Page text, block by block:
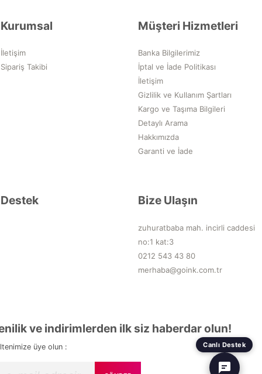
Kurumsal
İletişim
Sipariş Takibi
Müşteri Hizmetleri
Banka Bilgilerimiz
İptal ve İade Politikası
İletişim
Gizlilik ve Kullanım Şartları
Kargo ve Taşıma Bilgileri
Detaylı Arama
Hakkımızda
Garanti ve İade
Destek Bize Ulaşın
zuhuratbaba mah. incirli caddesi
no:1 kat:3
0212 543 43 80
merhaba@goink.com.tr
ve indirimlerden ilk siz haberdar olun!
üye olun : Canlı Destek